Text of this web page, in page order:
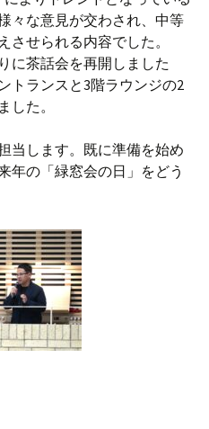
々な意見が交わされ、中等
させられる内容でした。
に茶話会を再開しました
トランスと3階ラウンジの2
した。
当します。既に準備を始め
年の「緑窓会の日」をどう